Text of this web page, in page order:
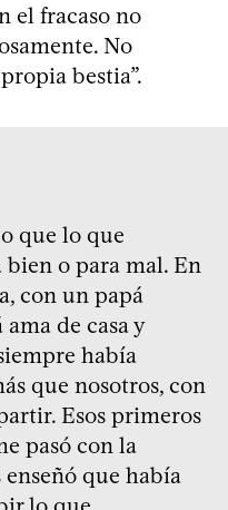
el fracaso no
No
bestia”.
que lo que
bien o para mal. En
con un papá
de casa y
había
que nosotros, con
Esos primeros
pasó con la
que había